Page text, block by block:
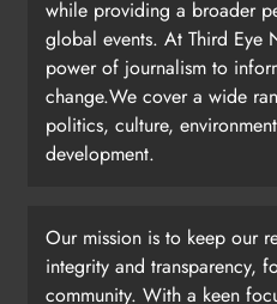
while providing a broader
global events. At Third Eye
power of journalism to
change.We cover a wide
politics, culture,
development.
Our mission is to keep our
integrity and transparency,
community. With a keen